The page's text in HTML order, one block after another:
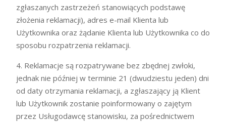
zgłaszanych zastrzeżeń stanowiących podstawę
złożenia reklamacji), adres e-mail Klienta lub
Użytkownika oraz żądanie Klienta lub Użytkownika co do
sposobu rozpatrzenia reklamacji.
4. Reklamacje są rozpatrywane bez zbędnej zwłoki,
jednak nie później w terminie 21 (dwudziestu jeden) dni
od daty otrzymania reklamacji, a zgłaszający ją Klient
lub Użytkownik zostanie poinformowany o zajętym
przez Usługodawcę stanowisku, za pośrednictwem